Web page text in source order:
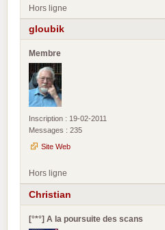
Hors ligne
gloubik
Membre
Inscription : 19-02-2011
Messages : 235
Site Web
Hors ligne
Christian
[°*°] A la poursuite des scans